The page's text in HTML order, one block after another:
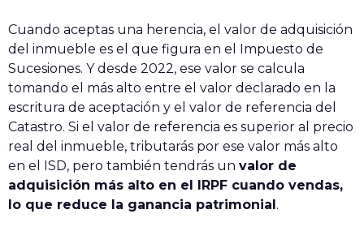
Cuando aceptas una herencia, el valor de adquisición
del inmueble es el que figura en el Impuesto de
Sucesiones. Y desde 2022, ese valor se calcula
tomando el más alto entre el valor declarado en la
escritura de aceptación y el valor de referencia del
Catastro. Si el valor de referencia es superior al precio
real del inmueble, tributarás por ese valor más alto
en el ISD, pero también tendrás un valor de
adquisición más alto en el IRPF cuando vendas,
lo que reduce la ganancia patrimonial .